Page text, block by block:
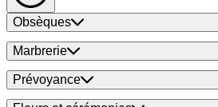
Obsèques
Marbrerie
Prévoyance